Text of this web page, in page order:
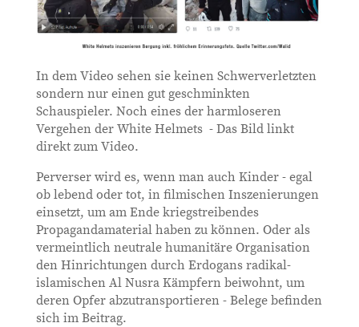
In dem Video sehen sie keinen Schwerverletzten
sondern nur einen gut geschminkten
Schauspieler. Noch eines der harmloseren
Vergehen der White Helmets - Das Bild linkt
direkt zum Video.
Perverser wird es, wenn man auch Kinder - egal
ob lebend oder tot, in filmischen Inszenierungen
einsetzt, um am Ende kriegstreibendes
Propagandamaterial haben zu können. Oder als
vermeintlich neutrale humanitäre Organisation
den Hinrichtungen durch Erdogans radikal-
islamischen Al Nusra Kämpfern beiwohnt, um
deren Opfer abzutransportieren - Belege befinden
sich im Beitrag.